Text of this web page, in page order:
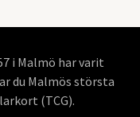
i Malmö har varit
du Malmös största
(TCG).